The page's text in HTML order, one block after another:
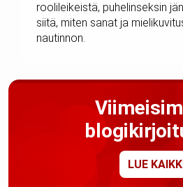
roolileikeistä, puhelinseksin
siitä, miten sanat ja
nautinnon.
LUE KAIKKI